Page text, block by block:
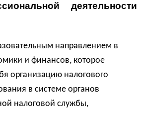
деятельности
направлением в
и финансов, которое
организацию налогового
в системе органов
налоговой службы,